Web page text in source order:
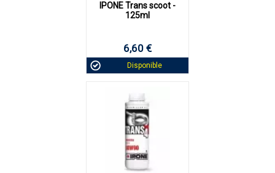
IPONE Trans scoot -
125ml
6,60 €
Disponible